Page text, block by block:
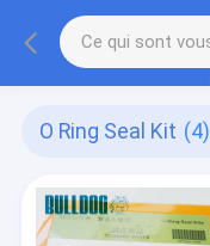
O Ring Seal Kit (4)